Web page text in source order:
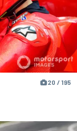
20 / 195